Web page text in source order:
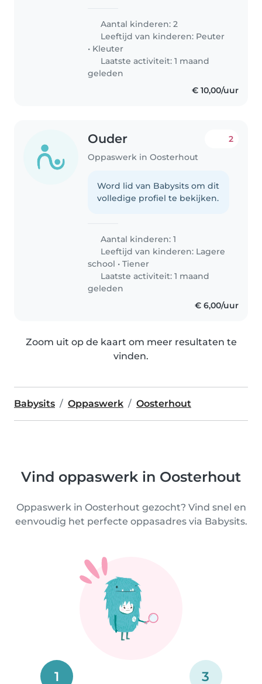
Aantal kinderen: 2
Leeftijd van kinderen: Peuter
• Kleuter
Laatste activiteit: 1 maand
geleden
€ 10,00/uur
Ouder
Oppaswerk in Oosterhout
2
Word lid van Babysits om dit
volledige profiel te bekijken.
Aantal kinderen: 1
Leeftijd van kinderen: Lagere
school •Tiener
Laatste activiteit: 1 maand
geleden
€ 6,00/uur
Zoom uit op de kaart om meer resultaten te
vinden.
Babysits Oppaswerk Oosterhout
Vind oppaswerk in Oosterhout
Oppaswerk in Oosterhout gezocht? Vind snel en
eenvoudig het perfecte oppasadres via Babysits.
1 3